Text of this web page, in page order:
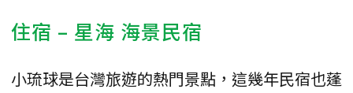
住宿 – 星海 海景民宿
小琉球是台灣旅遊的熱門景點，這幾年民宿也蓬